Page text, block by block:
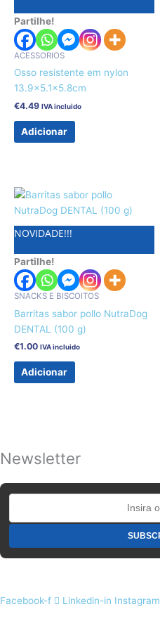
Partilhe!
ACESSORIOS
Osso resistente em nylon
13.9×5.1×5.8cm
€4.49 IVA incluido
Adicionar
NOVIDADE!!!
Partilhe!
SNACKS E BISCOITOS
Barritas sabor pollo NutraDog
DENTAL (100 g)
€1.00 IVA incluido
Adicionar
Newsletter
Facebook-f Linkedin-in Instagram